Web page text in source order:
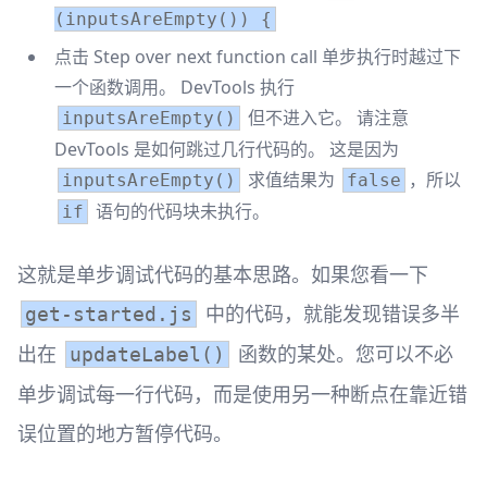
(inputsAreEmpty()) {
点击 Step over next function call 单步执行时越过下
一个函数调用。 DevTools 执行
inputsAreEmpty()
但不进入它。 请注意
DevTools 是如何跳过几行代码的。 这是因为
inputsAreEmpty() 求值结果为 false ，所以
if 语句的代码块未执行。
这就是单步调试代码的基本思路。如果您看一下
get-started.js
中的代码，就能发现错误多半
出在
updateLabel()
函数的某处。您可以不必
单步调试每一行代码，而是使用另一种断点在靠近错
误位置的地方暂停代码。